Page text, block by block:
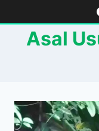
to
contentAsal